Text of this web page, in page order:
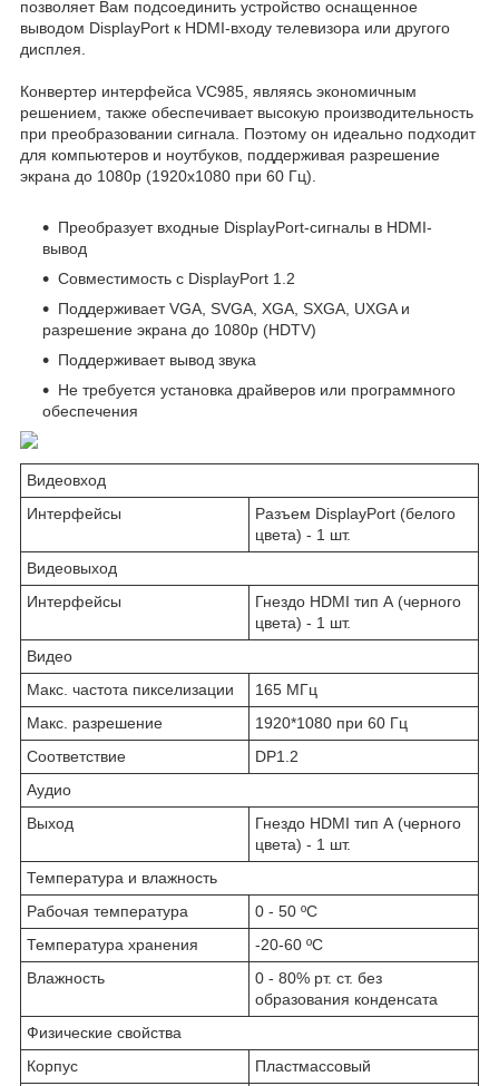
позволяет Вам подсоединить устройство оснащенное
выводом DisplayPort к HDMI-входу телевизора или другого
дисплея.
Конвертер интерфейса VC985, являясь экономичным
решением, также обеспечивает высокую производительность
при преобразовании сигнала. Поэтому он идеально подходит
для компьютеров и ноутбуков, поддерживая разрешение
экрана до 1080p (1920x1080 при 60 Гц).
Преобразует входные DisplayPort-сигналы в HDMI-
вывод
Совместимость с DisplayPort 1.2
Поддерживает VGA, SVGA, XGA, SXGA, UXGA и
разрешение экрана до 1080p (HDTV)
Поддерживает вывод звука
Не требуется установка драйверов или программного
обеспечения
Видеовход
Интерфейсы
Разъем DisplayPort (белого
цвета) - 1 шт.
Видеовыход
Интерфейсы
Гнездо HDMI тип А (черного
цвета) - 1 шт.
Видео
Макс. частота пикселизации
165 MГц
Макс. разрешение
1920*1080 при 60 Гц
Соответствие
DP1.2
Аудио
Выход
Гнездо HDMI тип А (черного
цвета) - 1 шт.
Температура и влажность
Рабочая температура
0 - 50 ºC
Температура хранения
-20-60 ºC
Влажность
0 - 80% рт. ст. без
образования конденсата
Физические свойства
Корпус
Пластмассовый